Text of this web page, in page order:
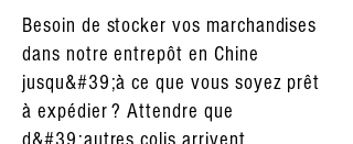
Besoin de stocker vos marchandises
dans notre entrepôt en Chine
jusqu&#39;à ce que vous soyez prêt
à expédier ? Attendre que